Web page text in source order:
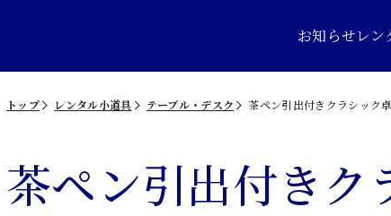
お知らせレン
トップ レンタル小道具 テーブル・デスク 茶ペン引出付きクラシック
茶ペン引出付きク